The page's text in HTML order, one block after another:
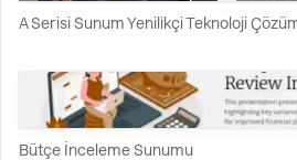
A Serisi Sunum Yenilikçi Teknoloji
Bütçe İnceleme Sunumu